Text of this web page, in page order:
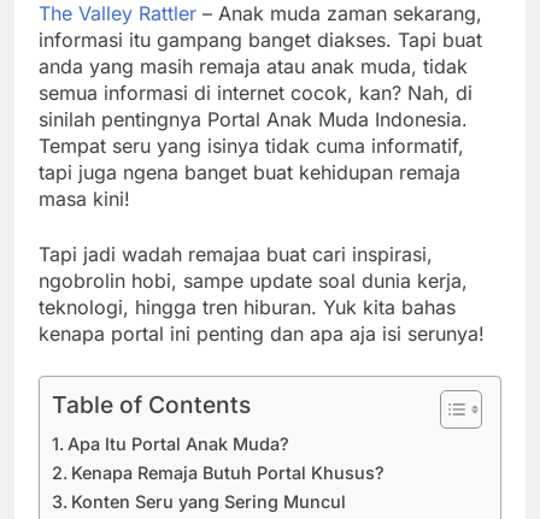
The Valley Rattler – Anak muda zaman sekarang,
informasi itu gampang banget diakses. Tapi buat
anda yang masih remaja atau anak muda, tidak
semua informasi di internet cocok, kan? Nah, di
sinilah pentingnya Portal Anak Muda Indonesia.
Tempat seru yang isinya tidak cuma informatif,
tapi juga ngena banget buat kehidupan remaja
masa kini!
Tapi jadi wadah remajaa buat cari inspirasi,
ngobrolin hobi, sampe update soal dunia kerja,
teknologi, hingga tren hiburan. Yuk kita bahas
kenapa portal ini penting dan apa aja isi serunya!
Table of Contents
Apa Itu Portal Anak Muda?
Kenapa Remaja Butuh Portal Khusus?
Konten Seru yang Sering Muncul